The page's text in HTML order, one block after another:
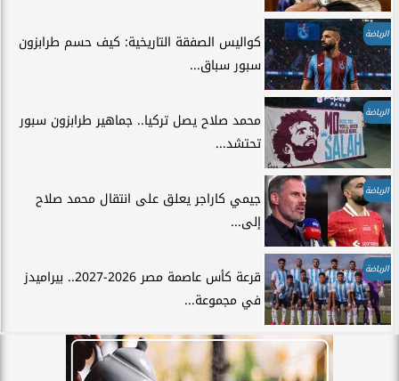
الرياضة
كواليس الصفقة التاريخية: كيف حسم طرابزون
سبور سباق...
الرياضة
محمد صلاح يصل تركيا.. جماهير طرابزون سبور
تحتشد...
الرياضة
جيمي كاراجر يعلق على انتقال محمد صلاح
إلى...
الرياضة
قرعة كأس عاصمة مصر 2026-2027.. بيراميدز
في مجموعة...